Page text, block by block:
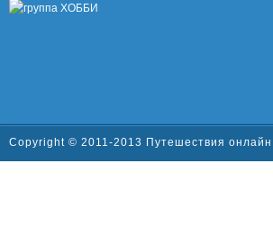
Copyright © 2011-2013 Путешествия